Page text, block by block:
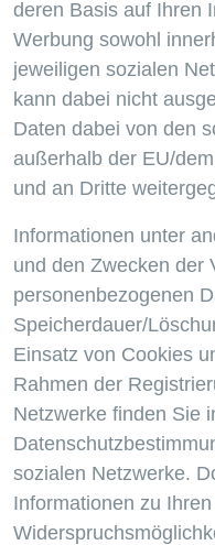
deren Basis auf Ihren
Werbung sowohl
jeweiligen sozialen
kann dabei nicht
Daten dabei von den
außerhalb der EU/
und an Dritte
Informationen unter
und den Zwecken der
personenbezogenen
Speicherdauer/
Einsatz von Cookies
Rahmen der
Netzwerke finden Sie
sozialen Netzwerke.
Informationen zu